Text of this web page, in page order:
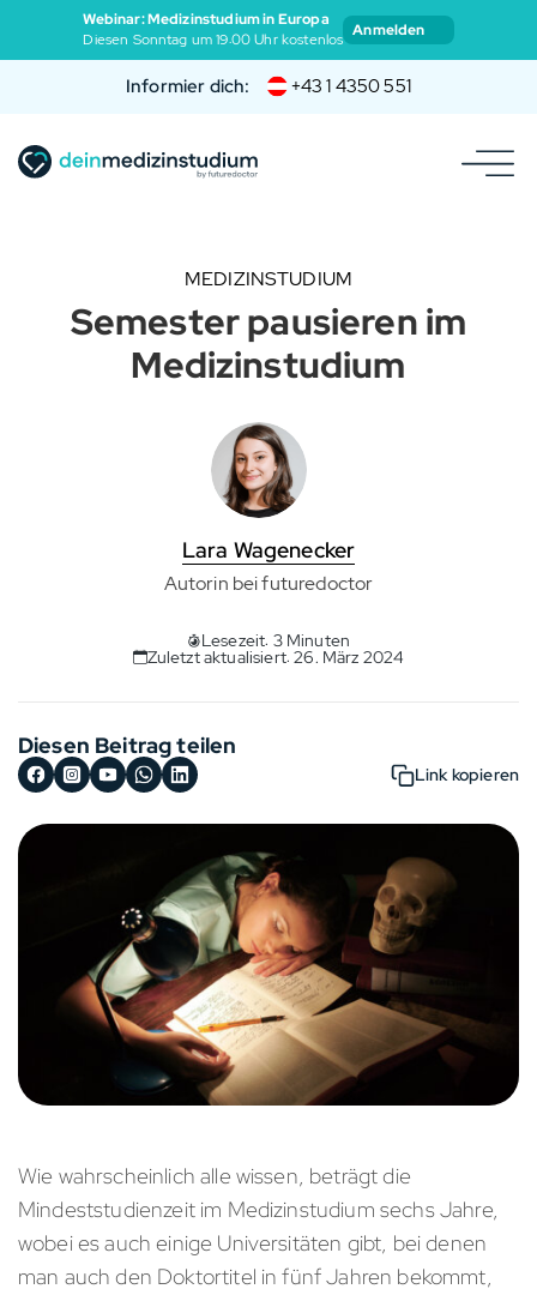
Webinar: Medizinstudium in Europa
Diesen Sonntag um 19:00 Uhr kostenlos Anmelden
Informier dich: +43 1 4350 551
MEDIZINSTUDIUM
Semester pausieren im
Medizinstudium
Lara Wagenecker
Autorin bei futuredoctor
Lesezeit: 3 Minuten
Zuletzt aktualisiert: 26. März 2024
Diesen Beitrag teilen
Link kopieren
Wie wahrscheinlich alle wissen, beträgt die
Mindeststudienzeit im Medizinstudium sechs Jahre,
wobei es auch einige Universitäten gibt, bei denen
man auch den Doktortitel in fünf Jahren bekommt,